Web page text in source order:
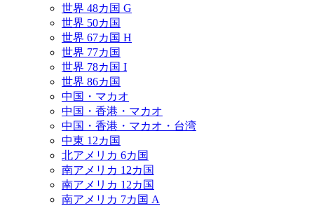
世界 48カ国 G
世界 50カ国
世界 67カ国 H
世界 77カ国
世界 78カ国 I
世界 86カ国
中国・マカオ
中国・香港・マカオ
中国・香港・マカオ・台湾
中東 12カ国
北アメリカ 6カ国
南アメリカ 12カ国
南アメリカ 12カ国
南アメリカ 7カ国 A